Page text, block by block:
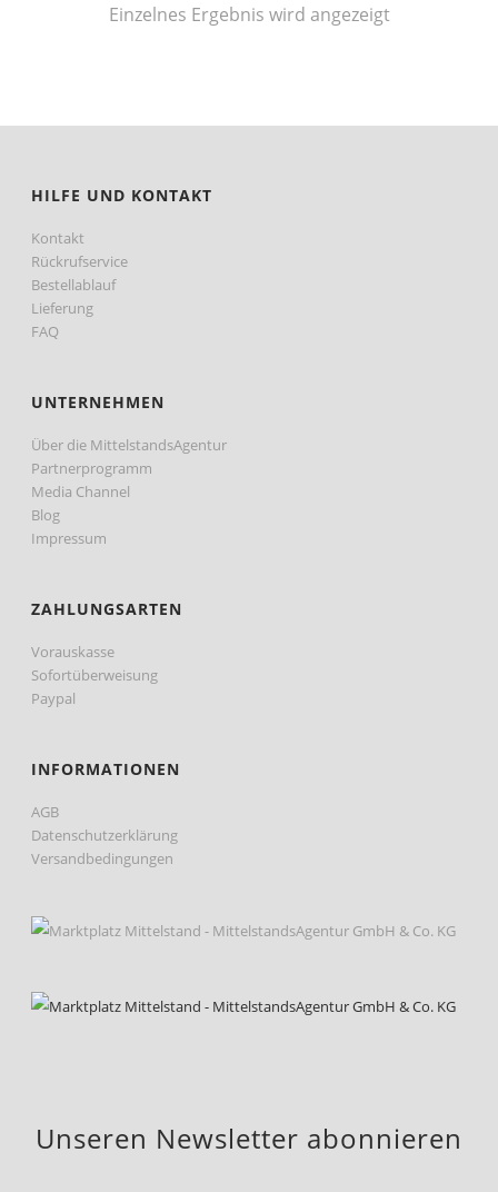
Einzelnes Ergebnis wird angezeigt
HILFE UND KONTAKT
Kontakt
Rückrufservice
Bestellablauf
Lieferung
FAQ
UNTERNEHMEN
Über die MittelstandsAgentur
Partnerprogramm
Media Channel
Blog
Impressum
ZAHLUNGSARTEN
Vorauskasse
Sofortüberweisung
Paypal
INFORMATIONEN
AGB
Datenschutzerklärung
Versandbedingungen
Unseren Newsletter abonnieren